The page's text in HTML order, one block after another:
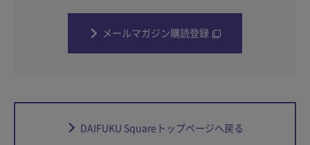
メールマガジン購読登録
DAIFUKU Squareトップページへ戻る